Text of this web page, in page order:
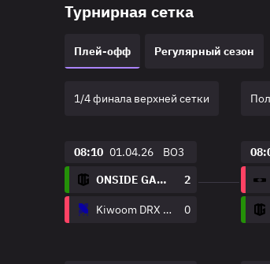
Турнирная сетка
Плей-офф Регулярный сезон
1/4 финала верхней сетки
08:10 01.04.26
BO3
ONSIDE GAMING
2
Kiwoom DRX Academy 0